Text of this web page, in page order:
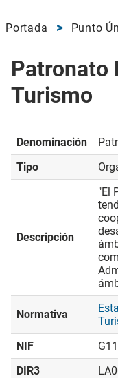
Portada Punto
Patronato
Turismo
Denominación
Tipo
Descripción
"El
Normativa
NIF
DIR3